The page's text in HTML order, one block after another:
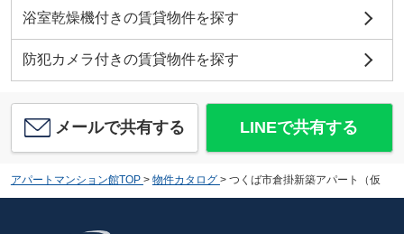
浴室乾燥機付きの賃貸物件を探す
防犯カメラ付きの賃貸物件を探す
メールで共有する LINEで共有する
アパートマンション館TOP > 物件カタログ > つくば市倉掛新築アパート（仮